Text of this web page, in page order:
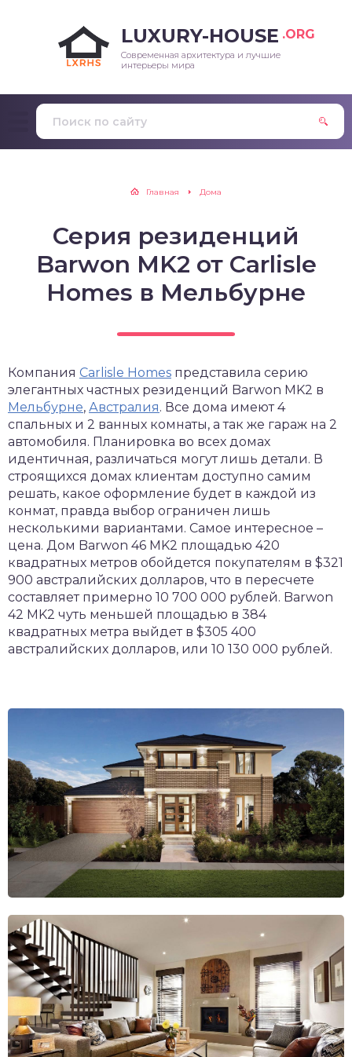
LUXURY-HOUSE .ORG
Современная архитектура и лучшие
интерьеры мира
Главная Дома
Серия резиденций
Barwon MK2 от Carlisle
Homes в Мельбурне
Компания Carlisle Homes представила серию
элегантных частных резиденций Barwon MK2 в
Мельбурне, Австралия. Все дома имеют 4
спальных и 2 ванных комнаты, а так же гараж на 2
автомобиля. Планировка во всех домах
идентичная, различаться могут лишь детали. В
строящихся домах клиентам доступно самим
решать, какое оформление будет в каждой из
конмат, правда выбор ограничен лишь
несколькими вариантами. Самое интересное –
цена. Дом Barwon 46 MK2 площадью 420
квадратных метров обойдется покупателям в $321
900 австралийских долларов, что в пересчете
составляет примерно 10 700 000 рублей. Barwon
42 MK2 чуть меньшей площадью в 384
квадратных метра выйдет в $305 400
австралийских долларов, или 10 130 000 рублей.